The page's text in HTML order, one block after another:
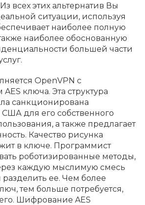
всех этих альтернатив Вы
ситуации, используя
наиболее полную
наиболее обоснованную
большей части
OpenVPN c
ключа. Эта структура
санкционирована
для его собственного
а также предлагает
Качество рисунка
в ключе. Программист
роботизированные методы,
каждую мыслимую смесь
ее. Чем более
тем больше потребуется,
Шифрование AES